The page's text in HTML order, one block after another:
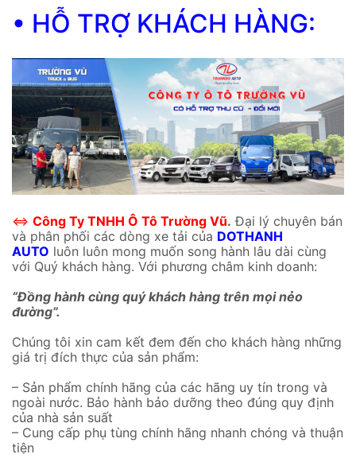
• HỖ TRỢ KHÁCH HÀNG:
⇔ Công Ty TNHH Ô Tô Trường Vũ. Đại lý chuyên bán
và phân phối các dòng xe tải của DOTHANH
AUTO luôn luôn mong muốn song hành lâu dài cùng
với Quý khách hàng. Với phương châm kinh doanh:
“Đồng hành cùng quý khách hàng trên mọi nẻo
đường”.
Chúng tôi xin cam kết đem đến cho khách hàng những
giá trị đích thực của sản phẩm:
– Sản phẩm chính hãng của các hãng uy tín trong và
ngoài nước. Bảo hành bảo dưỡng theo đúng quy định
của nhà sản suất
– Cung cấp phụ tùng chính hãng nhanh chóng và thuận
tiện